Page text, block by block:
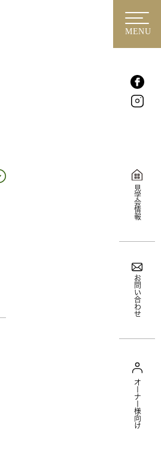
MENU
見学会情報
お問い合わせ
オーナー様向け